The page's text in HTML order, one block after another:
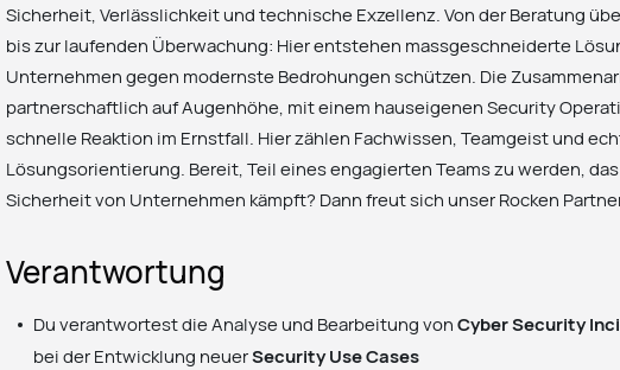
Sicherheit, Verlässlichkeit und technische Exzellenz. Von der Beratung
bis zur laufenden Überwachung: Hier entstehen massgeschneiderte
Unternehmen gegen modernste Bedrohungen schützen. Die
partnerschaftlich auf Augenhöhe, mit einem hauseigenen Security
schnelle Reaktion im Ernstfall. Hier zählen Fachwissen, Teamgeist und
Lösungsorientierung. Bereit, Teil eines engagierten Teams zu werden,
Sicherheit von Unternehmen kämpft? Dann freut sich unser Rocken
Verantwortung
Du verantwortest die Analyse und Bearbeitung vonCyber Security
bei der Entwicklung neuerSecurity Use Cases